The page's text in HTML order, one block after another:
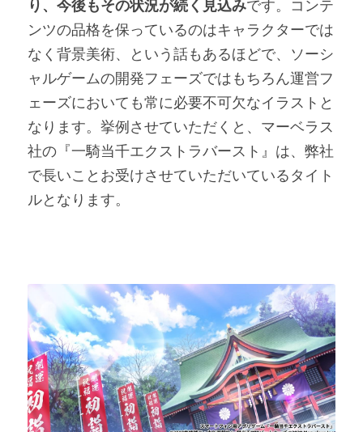
り、今後もその状況が続く見込みです。コンテ
ンツの品格を保っているのはキャラクターでは
なく背景美術、という話もあるほどで、ソーシ
ャルゲームの開発フェーズではもちろん運営フ
ェーズにおいても常に必要不可欠なイラストと
なります。挙例させていただくと、マーベラス
社の『一騎当千エクストラバースト』は、弊社
で長いことお受けさせていただいているタイト
ルとなります。